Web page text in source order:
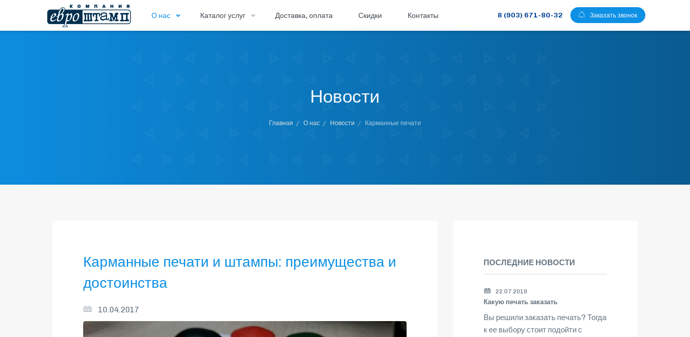
О нас Каталог услуг Доставка, оплата Скидки Контакты 8 (903) 671-80-32 Заказать звонок
Новости
Главная О нас Новости Карманные печати
Карманные печати и штампы: преимущества и
достоинства
10.04.2017
ПОСЛЕДНИЕ НОВОСТИ
22.07.2019
Какую печать заказать
Вы решили заказать печать? Тогда
к ее выбору стоит подойти с